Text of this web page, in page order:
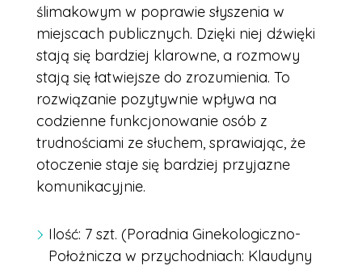
ślimakowym w poprawie słyszenia w
miejscach publicznych. Dzięki niej dźwięki
stają się bardziej klarowne, a rozmowy
stają się łatwiejsze do zrozumienia. To
rozwiązanie pozytywnie wpływa na
codzienne funkcjonowanie osób z
trudnościami ze słuchem, sprawiając, że
otoczenie staje się bardziej przyjazne
komunikacyjnie.
Ilość: 7 szt. (Poradnia Ginekologiczno-
Położnicza w przychodniach: Klaudyny